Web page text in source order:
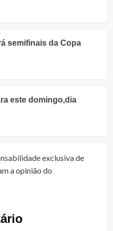
semifinais da Copa
este domingo,dia
exclusiva de
a opinião do